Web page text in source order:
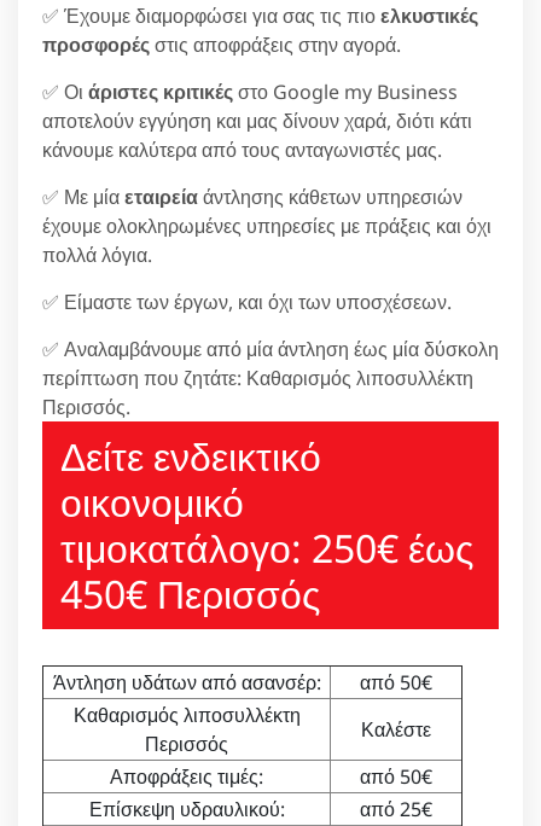
✅ Έχουμε διαμορφώσει για σας τις πιοελκυστικές
προσφορέςστις αποφράξεις στην αγορά.
✅ Οι άριστες κριτικέςστο Google my Business
αποτελούν εγγύηση και μας δίνουν χαρά, διότι κάτι
κάνουμε καλύτερα από τους ανταγωνιστές μας.
✅ Με μίαεταιρείαάντλησης κάθετων υπηρεσιών
έχουμε ολοκληρωμένες υπηρεσίες με πράξεις και όχι
πολλά λόγια.
✅ Είμαστε των έργων, και όχι των υποσχέσεων.
✅ Αναλαμβάνουμε από μία άντληση έως μία δύσκολη
περίπτωση που ζητάτε: Καθαρισμός λιποσυλλέκτη
Περισσός.
Δείτε ενδεικτικό
οικονομικό
τιμοκατάλογο: 250€ έως
450€ Περισσός
Άντληση υδάτων από ασανσέρ:
από 50€
Καθαρισμός λιποσυλλέκτη
Περισσός
Καλέστε
Αποφράξεις τιμές:
από 50€
Επίσκεψη υδραυλικού:
από 25€